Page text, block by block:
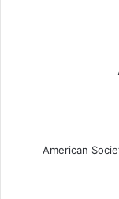
American